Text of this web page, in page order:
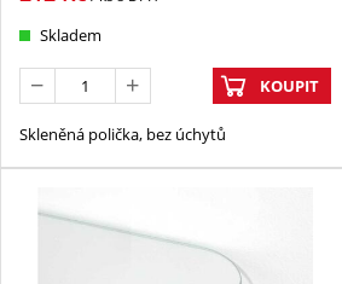
Skladem
KOUPIT
Skleněná polička, bez úchytů